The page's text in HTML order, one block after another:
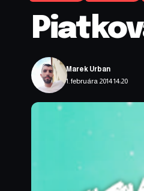
1. februára 2014 14:20
Marek Urban